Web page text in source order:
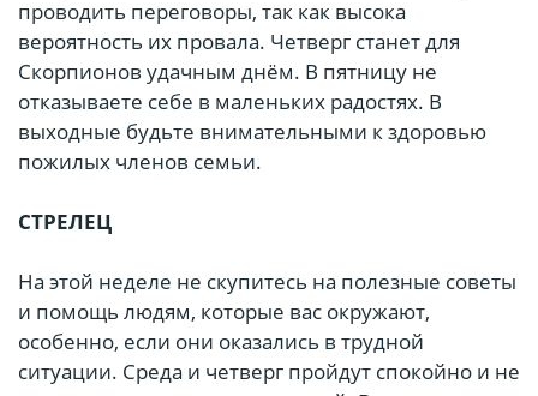
проводить переговоры, так как высока
вероятность их провала. Четверг станет для
Скорпионов удачным днём. В пятницу не
отказываете себе в маленьких радостях. В
выходные будьте внимательными к здоровью
пожилых членов семьи.
СТРЕЛЕЦ
На этой неделе не скупитесь на полезные советы
и помощь людям, которые вас окружают,
особенно, если они оказались в трудной
ситуации. Среда и четверг пройдут спокойно и не